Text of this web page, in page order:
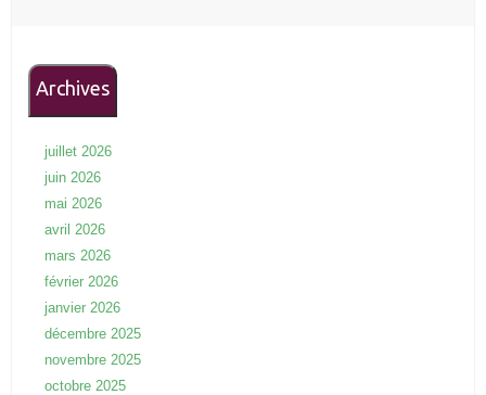
Archives
juillet 2026
juin 2026
mai 2026
avril 2026
mars 2026
février 2026
janvier 2026
décembre 2025
novembre 2025
octobre 2025